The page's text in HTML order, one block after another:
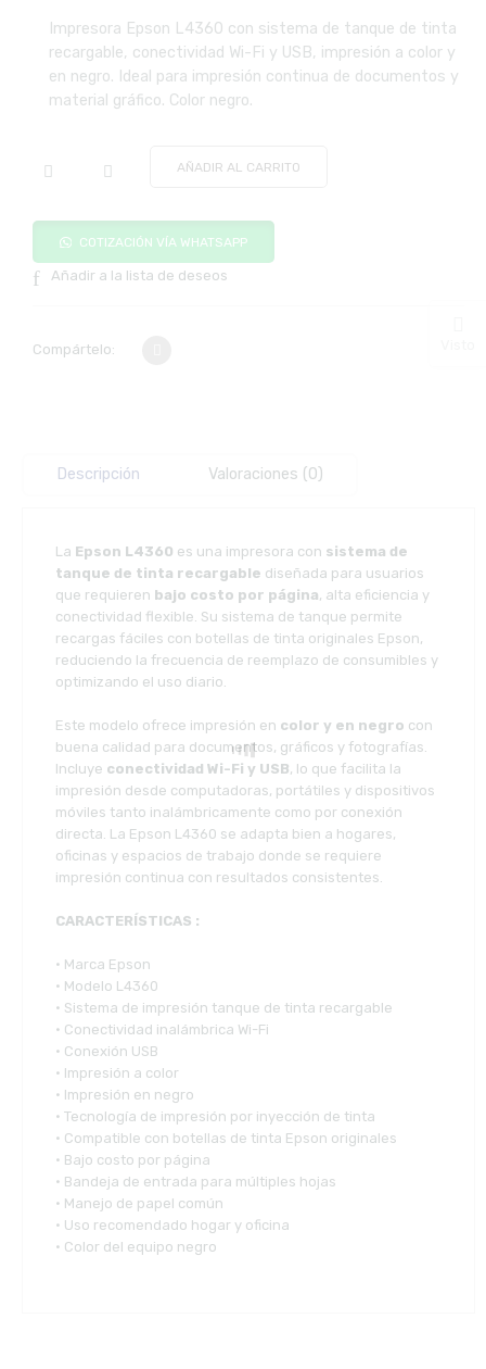
Impresora Epson L4360 con sistema de tanque de tinta
recargable, conectividad Wi-Fi y USB, impresión a color y
en negro. Ideal para impresión continua de documentos y
material gráfico. Color negro.
AÑADIR AL CARRITO
COTIZACIÓN VÍA WHATSAPP
Añadir a la lista de deseos
Compártelo:
Descripción Valoraciones (0)
La Epson L4360 es una impresora con sistema de
tanque de tinta recargable diseñada para usuarios
que requieren bajo costo por página, alta eficiencia y
conectividad flexible. Su sistema de tanque permite
recargas fáciles con botellas de tinta originales Epson,
reduciendo la frecuencia de reemplazo de consumibles y
optimizando el uso diario.
Este modelo ofrece impresión en color y en negro con
buena calidad para documentos, gráficos y fotografías.
Incluye conectividad Wi-Fi y USB, lo que facilita la
impresión desde computadoras, portátiles y dispositivos
móviles tanto inalámbricamente como por conexión
directa. La Epson L4360 se adapta bien a hogares,
oficinas y espacios de trabajo donde se requiere
impresión continua con resultados consistentes.
CARACTERÍSTICAS :
• Marca Epson
• Modelo L4360
• Sistema de impresión tanque de tinta recargable
• Conectividad inalámbrica Wi-Fi
• Conexión USB
• Impresión a color
• Impresión en negro
• Tecnología de impresión por inyección de tinta
• Compatible con botellas de tinta Epson originales
• Bajo costo por página
• Bandeja de entrada para múltiples hojas
• Manejo de papel común
• Uso recomendado hogar y oficina
• Color del equipo negro